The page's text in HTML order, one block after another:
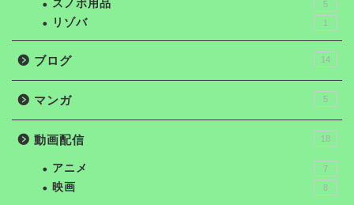
スノボ用品 5
リゾバ 1
ブログ 14
マンガ 5
動画配信 18
アニメ 7
映画 8